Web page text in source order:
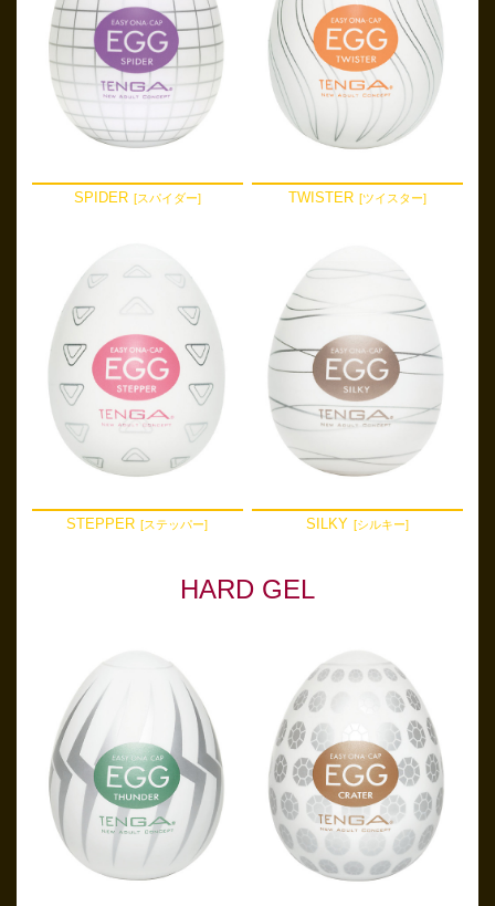
SPIDER [スパイダー] TWISTER [ツイスター]
STEPPER [ステッパー] SILKY [シルキー]
HARD GEL